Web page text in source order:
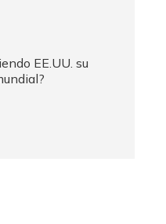
EE.UU. su